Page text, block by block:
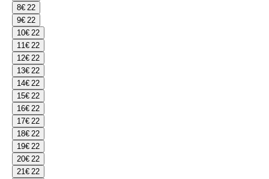
8€ 22
9€ 22
10€ 22
11€ 22
12€ 22
13€ 22
14€ 22
15€ 22
16€ 22
17€ 22
18€ 22
19€ 22
20€ 22
21€ 22